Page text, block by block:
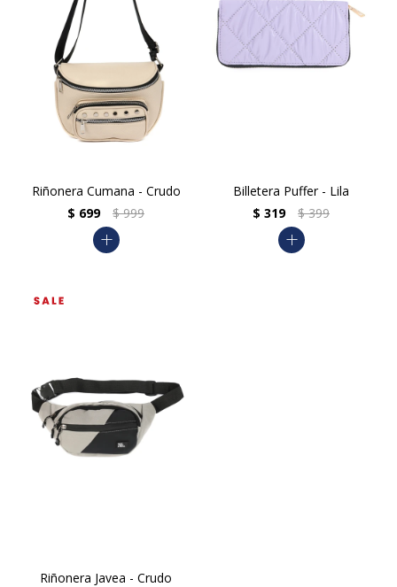
Riñonera Cumana - Crudo
$ 699 $ 999
add
Billetera Puffer - Lila
$ 319 $ 399
add
Riñonera Javea - Crudo